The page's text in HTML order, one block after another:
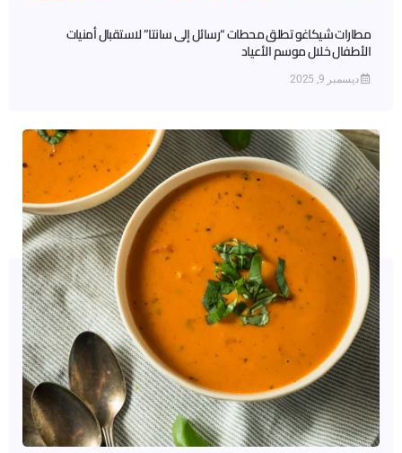
مطارات شيكاغو تطلق محطات “رسائل إلى سانتا” لاستقبال أمنيات
الأطفال خلال موسم الأعياد
ديسمبر 9, 2025